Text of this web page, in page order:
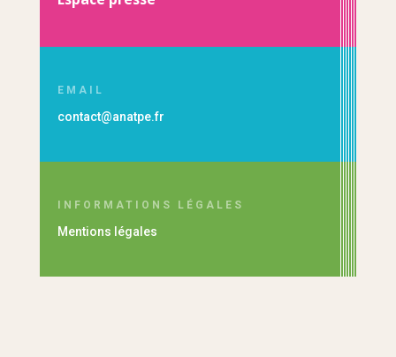
EMAIL
contact@anatpe.fr
INFORMATIONS LÉGALES
Mentions légales